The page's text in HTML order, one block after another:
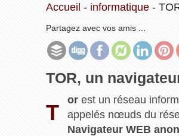
Accueil - informatique-
Partagez avec vos amis ...
TOR, un
T
or est un réseau
appelés nœuds du
Navigateur WEB